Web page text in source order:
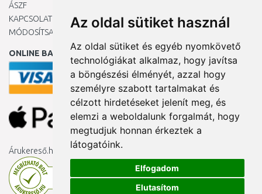
Az oldal sütiket használ
Az oldal sütiket és egyéb nyomkövető
technológiákat alkalmaz, hogy javítsa
a böngészési élményét, azzal hogy
személyre szabott tartalmakat és
célzott hirdetéseket jelenít meg, és
elemzi a weboldalunk forgalmát, hogy
megtudjuk honnan érkeztek a
látogatóink.
Elfogadom
Elutasítom
ÁSZF
KAPCSOLAT
MÓDOSÍTSA A COOKIE-BEÁLLÍTÁSAIMAT
ONLINE BANKKÁRTYÁVAL
Árukereső.hu